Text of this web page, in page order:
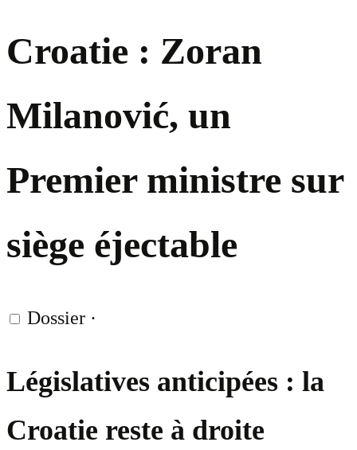
Croatie : Zoran
Milanović, un
Premier ministre sur
siège éjectable
Dossier ·
Législatives anticipées : la
Croatie reste à droite